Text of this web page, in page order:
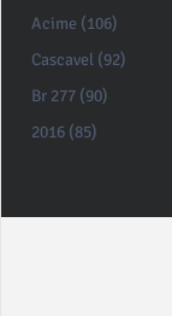
Acime (106)
Cascavel (92)
Br 277 (90)
2016 (85)